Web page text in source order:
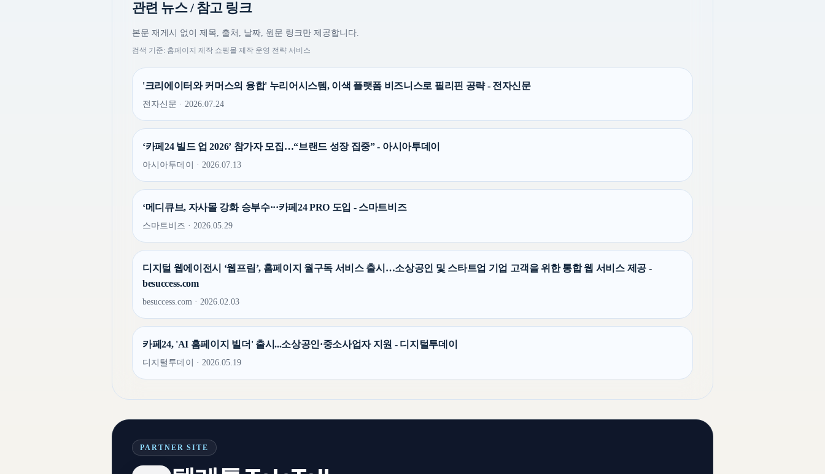
관련 뉴스 / 참고 링크
본문 재게시 없이 제목, 출처, 날짜, 원문 링크만 제공합니다.
검색 기준: 홈페이지 제작 쇼핑몰 제작 운영 전략 서비스
'크리에이터와 커머스의 융합' 누리어시스템, 이색 플랫폼 비즈니스로 필리핀 공략 - 전자신문
전자신문 · 2026.07.24
‘카페24 빌드 업 2026’ 참가자 모집…“브랜드 성장 집중” - 아시아투데이
아시아투데이 · 2026.07.13
‘메디큐브, 자사몰 강화 승부수···카페24 PRO 도입 - 스마트비즈
스마트비즈 · 2026.05.29
디지털 웹에이전시 ‘웹프림’, 홈페이지 월구독 서비스 출시…소상공인 및 스타트업 기업 고객을 위한 통합 웹 서비스 제공 -
besuccess.com
besuccess.com · 2026.02.03
카페24, 'AI 홈페이지 빌더' 출시...소상공인·중소사업자 지원 - 디지털투데이
디지털투데이 · 2026.05.19
PARTNER SITE